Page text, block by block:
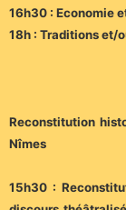
16h30 : Economie
18h : Traditions et/
Reconstitution
Nîmes
15h30 :